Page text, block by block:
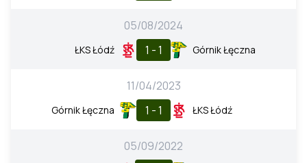
05/08/2024
ŁKS Łódź 1 - 1 Górnik Łęczna
11/04/2023
Górnik Łęczna 1 - 1 ŁKS Łódź
05/09/2022